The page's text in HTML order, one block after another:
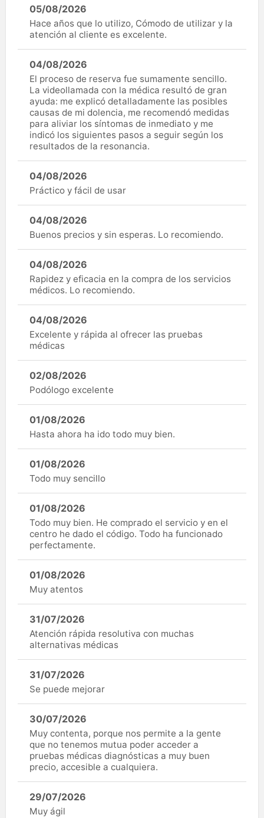
05/08/2026
Hace años que lo utilizo, Cómodo de utilizar y la
atención al cliente es excelente.
04/08/2026
El proceso de reserva fue sumamente sencillo.
La videollamada con la médica resultó de gran
ayuda: me explicó detalladamente las posibles
causas de mi dolencia, me recomendó medidas
para aliviar los síntomas de inmediato y me
indicó los siguientes pasos a seguir según los
resultados de la resonancia.
04/08/2026
Práctico y fácil de usar
04/08/2026
Buenos precios y sin esperas. Lo recomiendo.
04/08/2026
Rapidez y eficacia en la compra de los servicios
médicos. Lo recomiendo.
04/08/2026
Excelente y rápida al ofrecer las pruebas
médicas
02/08/2026
Podólogo excelente
01/08/2026
Hasta ahora ha ido todo muy bien.
01/08/2026
Todo muy sencillo
01/08/2026
Todo muy bien. He comprado el servicio y en el
centro he dado el código. Todo ha funcionado
perfectamente.
01/08/2026
Muy atentos
31/07/2026
Atención rápida resolutiva con muchas
alternativas médicas
31/07/2026
Se puede mejorar
30/07/2026
Muy contenta, porque nos permite a la gente
que no tenemos mutua poder acceder a
pruebas médicas diagnósticas a muy buen
precio, accesible a cualquiera.
29/07/2026
Muy ágil